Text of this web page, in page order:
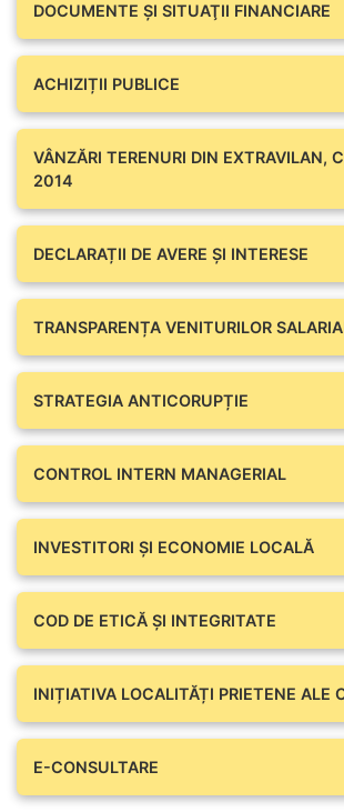
DOCUMENTE ŞI SITUAŢII FINANCIARE
ACHIZIȚII PUBLICE
VÂNZĂRI TERENURI DIN EXTRAVILAN,
2014
DECLARAȚII DE AVERE ŞI INTERESE
TRANSPARENȚA VENITURILOR
STRATEGIA ANTICORUPȚIE
CONTROL INTERN MANAGERIAL
INVESTITORI ȘI ECONOMIE LOCALĂ
COD DE ETICĂ ȘI INTEGRITATE
INIȚIATIVA LOCALITĂȚI PRIETENE ALE
E-CONSULTARE